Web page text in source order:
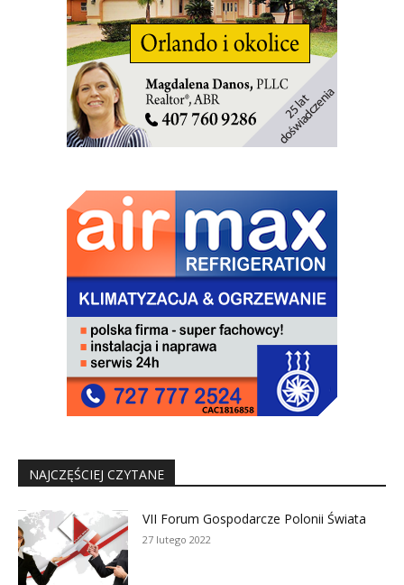
NAJCZĘŚCIEJ CZYTANE
VII Forum Gospodarcze Polonii Świata
27 lutego 2022